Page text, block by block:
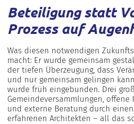
Beteiligung statt
Prozess auf
Was diesen notwendigen
macht: Er wurde gemeinsam
der tiefen Überzeugung, dass
und nur gemeinsam gelingen
wurde früh eingebunden. Drei
Gemeindeversammlungen,
und externe Beratung durch
erfahrenen Architekten – all das